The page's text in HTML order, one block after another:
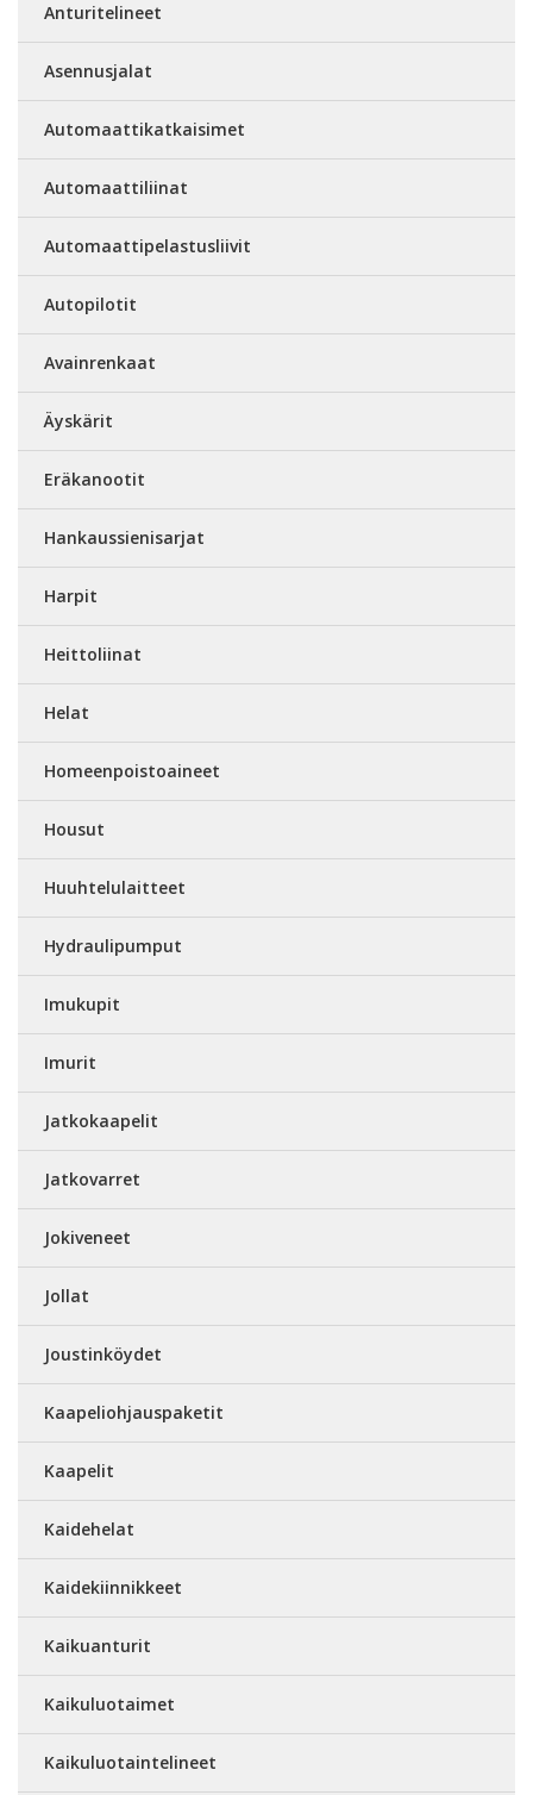
Anturitelineet
Asennusjalat
Automaattikatkaisimet
Automaattiliinat
Automaattipelastusliivit
Autopilotit
Avainrenkaat
Äyskärit
Eräkanootit
Hankaussienisarjat
Harpit
Heittoliinat
Helat
Homeenpoistoaineet
Housut
Huuhtelulaitteet
Hydraulipumput
Imukupit
Imurit
Jatkokaapelit
Jatkovarret
Jokiveneet
Jollat
Joustinköydet
Kaapeliohjauspaketit
Kaapelit
Kaidehelat
Kaidekiinnikkeet
Kaikuanturit
Kaikuluotaimet
Kaikuluotaintelineet